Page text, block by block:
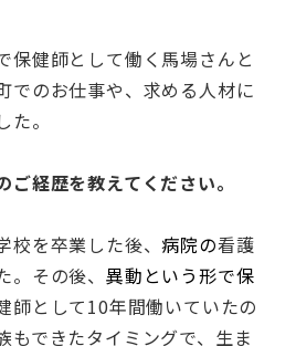
保健師として働く馬場さんと
でのお仕事や、求める人材に
。
経歴を教えてください。
校を卒業した後、病院の看護
。その後、異動という形で保
師として10年間働いていたの
もできたタイミングで、生ま